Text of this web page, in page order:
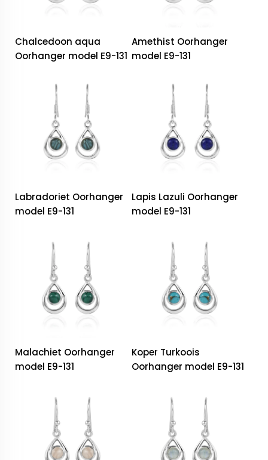
Chalcedoon aqua
Oorhanger model E9-131
Amethist Oorhanger
model E9-131
Labradoriet Oorhanger
model E9-131
Lapis Lazuli Oorhanger
model E9-131
Malachiet Oorhanger
model E9-131
Koper Turkoois
Oorhanger model E9-131